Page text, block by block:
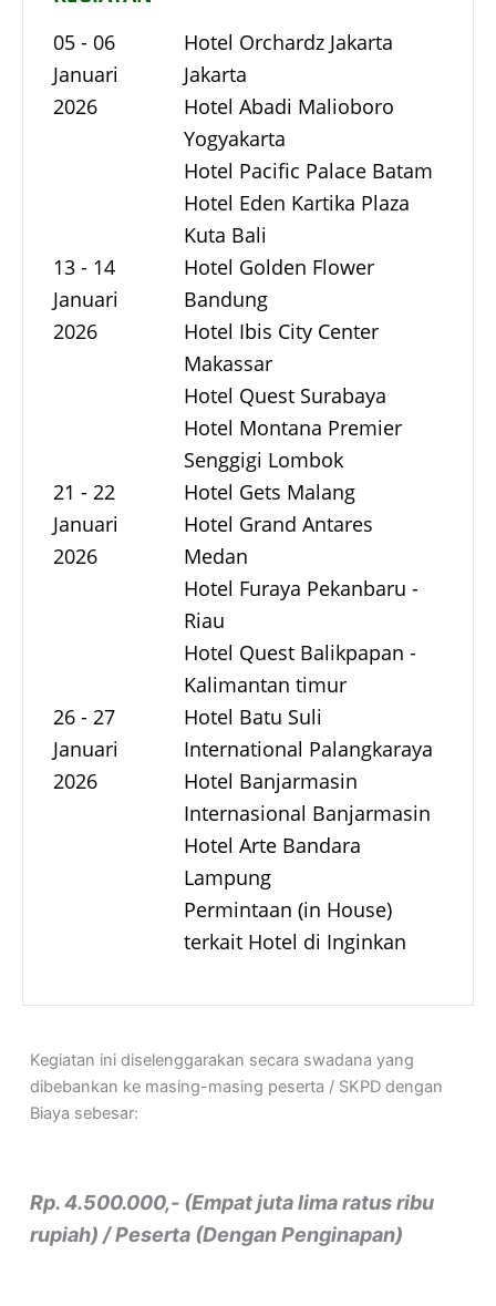
05 - 06
Januari
2026
13 - 14
Januari
2026
21 - 22
Januari
2026
26 - 27
Januari
2026
Hotel Orchardz Jakarta
Jakarta
Hotel Abadi Malioboro
Yogyakarta
Hotel Pacific Palace Batam
Hotel Eden Kartika Plaza
Kuta Bali
Hotel Golden Flower
Bandung
Hotel Ibis City Center
Makassar
Hotel Quest Surabaya
Hotel Montana Premier
Senggigi Lombok
Hotel Gets Malang
Hotel Grand Antares
Medan
Hotel Furaya Pekanbaru -
Riau
Hotel Quest Balikpapan -
Kalimantan timur
Hotel Batu Suli
International Palangkaraya
Hotel Banjarmasin
Internasional Banjarmasin
Hotel Arte Bandara
Lampung
Permintaan (in House)
terkait Hotel di Inginkan
Kegiatan ini diselenggarakan secara swadana yang
dibebankan ke masing-masing peserta / SKPD dengan
Biaya sebesar:
Rp. 4.500.000,- (Empat juta lima ratus ribu
rupiah) / Peserta (Dengan Penginapan)